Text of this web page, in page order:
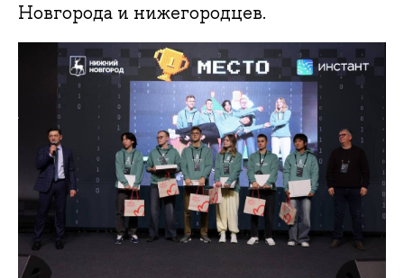
Новгорода и нижегородцев.